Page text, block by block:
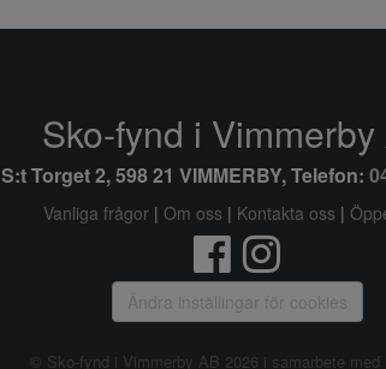
Sko-fynd i Vimmerby
S:t Torget 2, 598 21 VIMMERBY, Telefon:
Vanliga frågor | Om oss | Kontakta oss |
Ändra inställingar för cookies
© Sko-fynd i Vimmerby AB 2026 i samarbete med